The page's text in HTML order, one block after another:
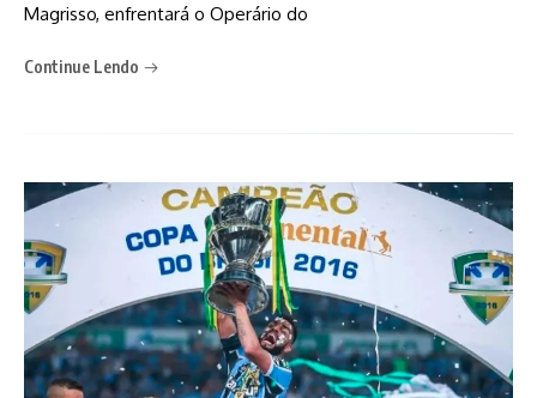
Magrisso, enfrentará o Operário do
Continue Lendo